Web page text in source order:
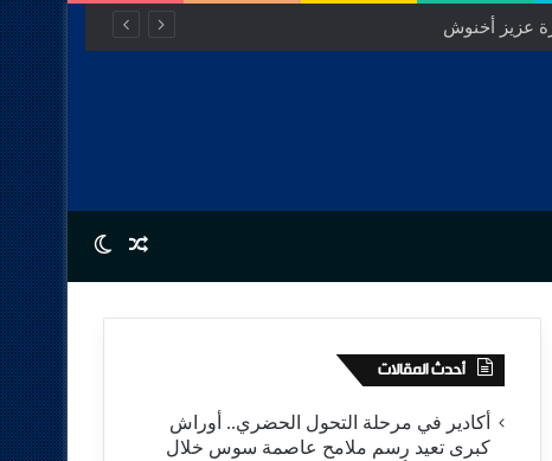
Random Article
Switch skin
أحدث المقالات
أكادير في مرحلة التحول الحضري.. أوراش
كبرى تعيد رسم ملامح عاصمة سوس خلال